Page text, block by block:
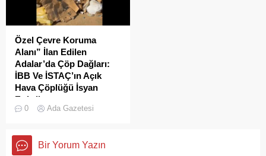
Özel Çevre Koruma
Alanı” İlan Edilen
Adalar’da Çöp Dağları:
İBB Ve İSTAÇ’ın Açık
Hava Çöplüğü İsyan
Ettirdi
Adalar'da çekilen çöp
Sanılanın aksine bu çöpler
duyarsız vatandaşlar
0 Ada Gazetesi
Bir Yorum Yazın